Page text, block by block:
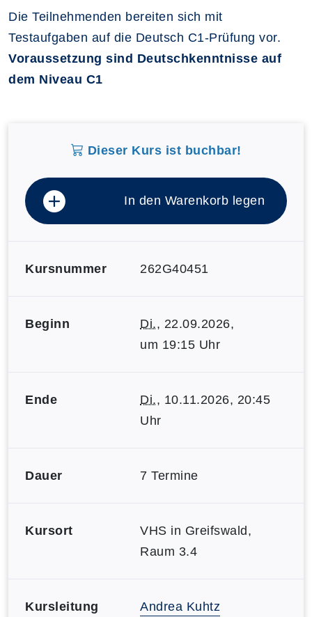
Die Teilnehmenden bereiten sich mit
Testaufgaben auf die Deutsch C1-Prüfung vor.
Voraussetzung sind Deutschkenntnisse auf
dem Niveau C1
Dieser Kurs ist buchbar!
In den Warenkorb legen
Kursnummer 262G40451
Beginn Di., 22.09.2026,
um 19:15 Uhr
Ende Di., 10.11.2026, 20:45
Uhr
Dauer 7 Termine
Kursort
VHS in Greifswald,
Raum 3.4
Kursleitung Andrea Kuhtz